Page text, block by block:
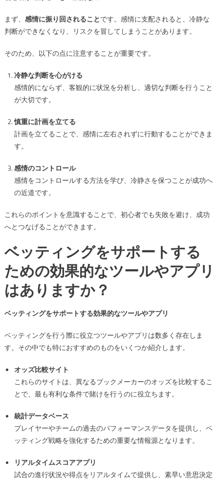
まず、 感情に振り回されることです。感情に支配されると、冷静な
判断ができなくなり、リスクを冒してしまうことがあります。
そのため、以下の点に注意することが重要です。
冷静な判断を心がける
感情的にならず、客観的に状況を分析し、適切な判断を行うこと
が大切です。
慎重に計画を立てる
計画を立てることで、感情に左右されずに行動することができま
す。
感情のコントロール
感情をコントロールする方法を学び、冷静さを保つことが成功へ
の近道です。
これらのポイントを意識することで、初心者でも失敗を避け、成功
へとつなげることができます。
ベッティングをサポートする
ための効果的なツールやアプリ
はありますか？
ベッティングをサポートする効果的なツールやアプリ
ベッティングを行う際に役立つツールやアプリは数多く存在しま
す。その中でも特におすすめのものをいくつか紹介します。
オッズ比較サイト
これらのサイトは、異なるブックメーカーのオッズを比較するこ
とで、最も有利な条件で賭けを行うのに役立ちます。
統計データベース
プレイヤーやチームの過去のパフォーマンスデータを提供し、ベ
ッティング戦略を強化するための重要な情報源となります。
リアルタイムスコアアプリ
試合の進行状況や得点をリアルタイムで提供し、素早い意思決定